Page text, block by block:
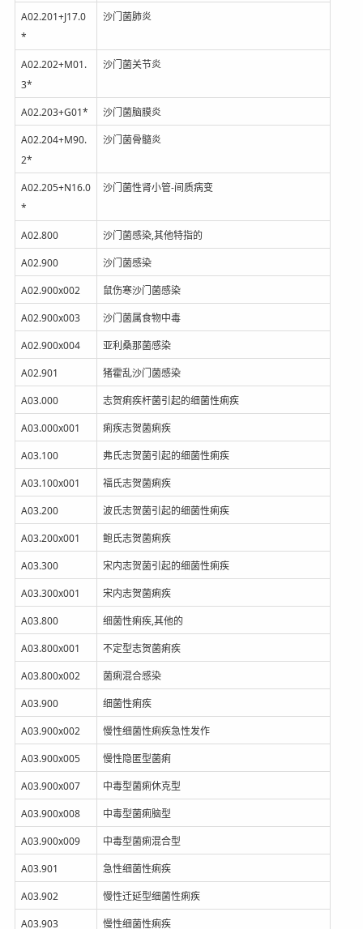
A02.201+J17.0
*
沙门菌肺炎
A02.202+M01.
3*
沙门菌关节炎
A02.203+G01*
沙门菌脑膜炎
A02.204+M90.
2*
沙门菌骨髓炎
A02.205+N16.0
*
沙门菌性肾小管-间质病变
A02.800
沙门菌感染,其他特指的
A02.900
沙门菌感染
A02.900x002
鼠伤寒沙门菌感染
A02.900x003
沙门菌属食物中毒
A02.900x004
亚利桑那菌感染
A02.901
猪霍乱沙门菌感染
A03.000
志贺痢疾杆菌引起的细菌性痢疾
A03.000x001
痢疾志贺菌痢疾
A03.100
弗氏志贺菌引起的细菌性痢疾
A03.100x001
福氏志贺菌痢疾
A03.200
波氏志贺菌引起的细菌性痢疾
A03.200x001
鲍氏志贺菌痢疾
A03.300
宋内志贺菌引起的细菌性痢疾
A03.300x001
宋内志贺菌痢疾
A03.800
细菌性痢疾,其他的
A03.800x001
不定型志贺菌痢疾
A03.800x002
菌痢混合感染
A03.900
细菌性痢疾
A03.900x002
慢性细菌性痢疾急性发作
A03.900x005
慢性隐匿型菌痢
A03.900x007
中毒型菌痢休克型
A03.900x008
中毒型菌痢脑型
A03.900x009
中毒型菌痢混合型
A03.901
急性细菌性痢疾
A03.902
慢性迁延型细菌性痢疾
A03.903
慢性细菌性痢疾